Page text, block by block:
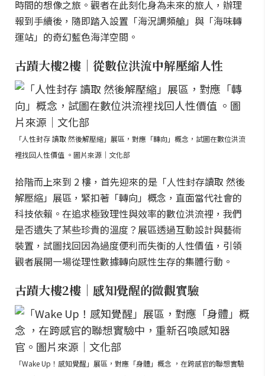
時間的想像之旅。觀者在此刻化身為未來的旅人，辦理
報到手續後，隨即踏入設置「海況調頻艙」與「海味轉
運站」的奇幻藍色海洋空間。
古蹟大樓2樓｜從數位洪流中解壓縮人性
「人性封存 讀取 然後解壓縮」展區，對應「轉向」概念，試圖在數位洪流
裡找回人性價值 。圖片來源｜文化部
拾階而上來到 2 樓，首先迎來的是「人性封存讀取 然後
解壓縮」展區，緊扣著「轉向」概念，直面當代社會的
科技依賴。在追求極致理性與效率的數位洪流裡，我們
是否遺失了某些珍貴的溫度？展區透過互動設計與藝術
裝置，試圖找回因為過度便利而失衡的人性價值，引領
觀者展開一場從理性數據轉向感性生存的集體行動。
古蹟大樓2樓｜感知覺醒的微觀實驗
「Wake Up！感知覺醒」展區，對應「身體」概念 ，在跨感官的聯想實驗